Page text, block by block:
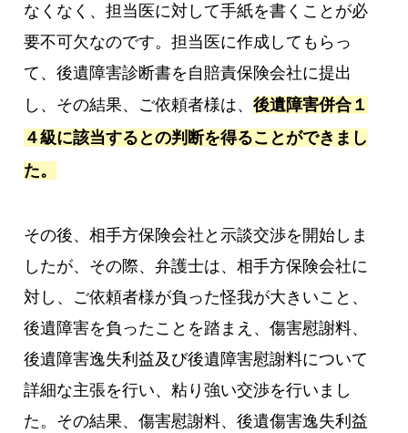
なくなく、担当医に対して手紙を書くことが必
要不可欠なのです。担当医に作成してもらっ
て、後遺障害診断書を自賠責保険会社に提出
し、その結果、ご依頼者様は、後遺障害併合１
４級に該当するとの判断を得ることができまし
た。
その後、相手方保険会社と示談交渉を開始しま
したが、その際、弁護士は、相手方保険会社に
対し、ご依頼者様が負った怪我が大きいこと、
後遺障害を負ったことを踏まえ、傷害慰謝料、
後遺障害逸失利益及び後遺障害慰謝料について
詳細な主張を行い、粘り強い交渉を行いまし
た。その結果、傷害慰謝料、後遺傷害逸失利益